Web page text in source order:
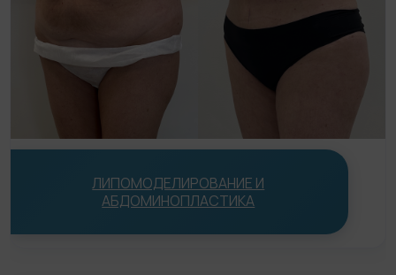
О хирурге
Статьи
До/После
Акции
ЛИПОМОДЕЛИРОВАНИЕ И
АБДОМИНОПЛАСТИКА